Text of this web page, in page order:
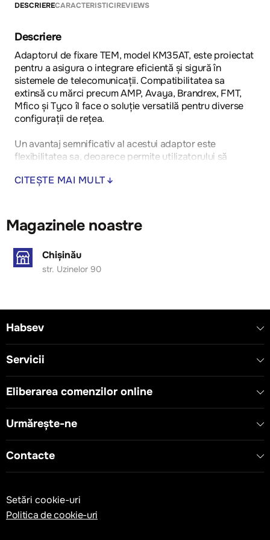
DESCRIERECARACTERISTICIREVIEWS
Descriere
Adaptorul de fixare TEM, model KM35AT, este proiectat
pentru a asigura o integrare eficientă și sigură în
sistemele de telecomunicații. Compatibilitatea sa
extinsă cu mărci precum AMP, Avaya, Brandrex, FMT,
Mfico și Tyco îl face o soluție versatilă pentru diverse
configurații de rețea.
Un avantaj semnificativ al acestui adaptor este
flexibilitatea sa, deoarece permite utilizatorului să
astfel nevoilor specifice ale fiecărui proiect. De
Ideal pentru aplicații în domeniul telecomunicațiilor,
acest adaptor este potrivit atât pentru utilizarea în
birouri, cât și în medii industriale, unde fiabilitatea și
conformitatea cu standardele sunt esențiale.
Keystone
- Compatibilitate: AMP, Avaya, Brandrex, FMT, Mfico,
Tyco
- Modul de comunicare: Nu este inclus
CITEȘTE MAI MULT
Magazinele noastre
Chișinău
str. Uzinelor 90
Habsev
Servicii
Eliberarea comenzilor online
Urmărește-ne
Contacte
Setări cookie-uri
Politica de cookie-uri